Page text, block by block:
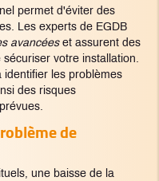
permet d'éviter des
Les experts de EGDB
avancéeset assurent des
sécuriser votre installation.
identifier les problèmes
des risques
de
une baisse de la